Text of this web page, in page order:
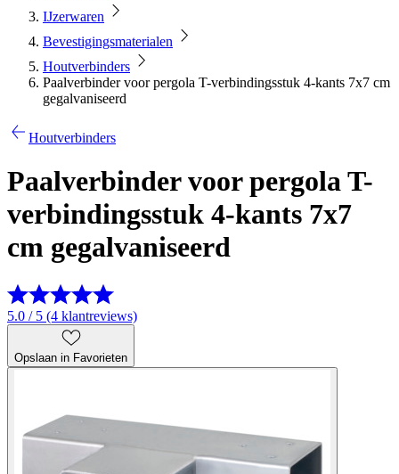
IJzerwaren
Bevestigingsmaterialen
Houtverbinders
Paalverbinder voor pergola T-verbindingsstuk 4-kants 7x7 cm
gegalvaniseerd
Houtverbinders
Paalverbinder voor pergola T-
verbindingsstuk 4-kants 7x7
cm gegalvaniseerd
5.0 / 5 (4 klantreviews)
Opslaan in Favorieten